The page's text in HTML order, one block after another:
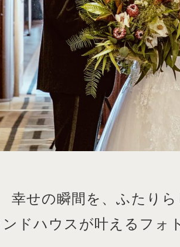
幸せの瞬間を、ふたりら
ンドハウスが叶えるフォ